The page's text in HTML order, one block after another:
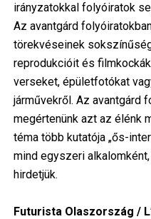
irányzatokkal folyóiratok
Az avantgárd
törekvéseinek
reprodukcióit és
verseket, épületfotókat
járművekről. Az avantgárd
megértenünk azt az élénk
téma több kutatója „ős-
mind egyszeri
hirdetjük.
Futurista Olaszország /